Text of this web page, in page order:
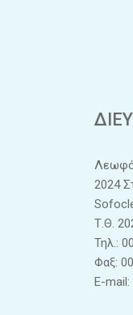
2024
Τ.Θ.
Τηλ.:
Φαξ:
E-mail: